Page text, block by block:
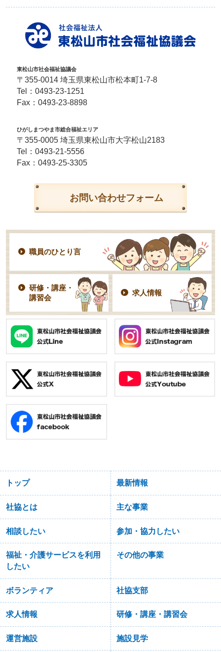
東松山市社会福祉協議会
〒355-0014 埼玉県東松山市松本町1-7-8
Tel： 0493-23-1251
Fax：0493-23-8898
ひがしまつやま市総合福祉エリア
〒355-0005 埼玉県東松山市大字松山2183
Tel： 0493-21-5556
Fax：0493-25-3305
お問い合わせフォーム
職員のひとり言
研修・講座・
講習会
求人情報
トップ 最新情報
社協とは 主な事業
相談したい 参加・協力したい
福祉・介護サービスを利用
したい
その他の事業
ボランティア 社協支部
求人情報 研修・講座・講習会
運営施設 施設見学